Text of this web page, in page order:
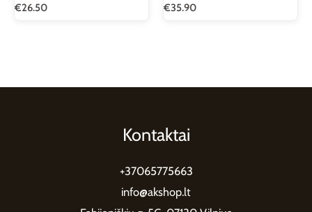
€26.50 €35.90
Kontaktai
+37065775663
info@akshop.lt